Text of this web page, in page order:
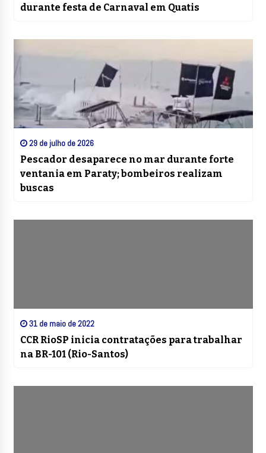
durante festa de Carnaval em Quatis
29 de julho de 2026
Pescador desaparece no mar durante forte
ventania em Paraty; bombeiros realizam
buscas
31 de maio de 2022
CCR RioSP inicia contratações para trabalhar
na BR-101 (Rio-Santos)